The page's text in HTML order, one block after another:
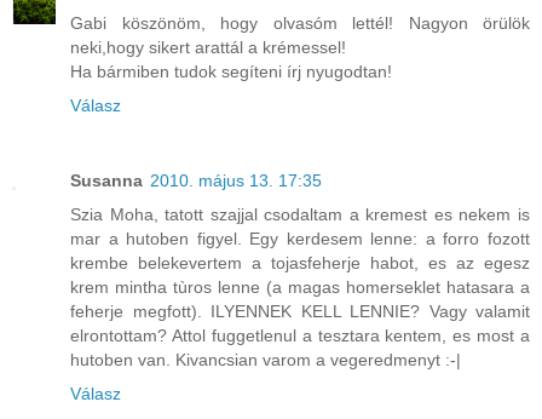
Gabi köszönöm, hogy olvasóm lettél! Nagyon örülök
neki,hogy sikert arattál a krémessel!
Ha bármiben tudok segíteni írj nyugodtan!
Válasz
Susanna 2010. május 13. 17:35
Szia Moha, tatott szajjal csodaltam a kremest es nekem is
mar a hutoben figyel. Egy kerdesem lenne: a forro fozott
krembe belekevertem a tojasfeherje habot, es az egesz
krem mintha tùros lenne (a magas homerseklet hatasara a
feherje megfott). ILYENNEK KELL LENNIE? Vagy valamit
elrontottam? Attol fuggetlenul a tesztara kentem, es most a
hutoben van. Kivancsian varom a vegeredmenyt :-|
Válasz